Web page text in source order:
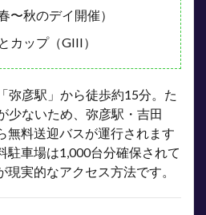
〜秋のデイ開催）
カップ（GIII）
弥彦駅」から徒歩約15分。た
少ないため、弥彦駅・吉田
無料送迎バスが運行されます
駐車場は1,000台分確保されて
実的なアクセス方法です。